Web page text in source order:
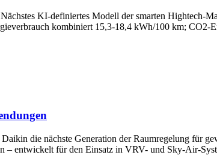
KI-definiertes Modell der smarten Hightech-
kombiniert 15,3-18,4 kWh/100 km; CO2-
die nächste Generation der Raumregelung für
– entwickelt für den Einsatz in VRV- und Sky-Air-